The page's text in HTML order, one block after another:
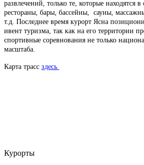
развлечений, только те, которые находятся
рестораны, бары, бассейны, сауны,
т.д. Последнее время курорт Ясна
ивент туризма, так как на его территории
спортивные соревнования не только
масштаба.
Карта трасс здесь
Курорты